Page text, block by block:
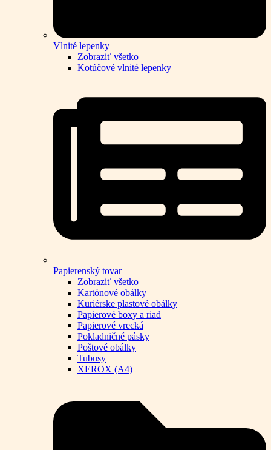
Vlnité lepenky
Zobraziť všetko
Kotúčové vlnité lepenky
Papierenský tovar
Zobraziť všetko
Kartónové obálky
Kuriérske plastové obálky
Papierové boxy a riad
Papierové vrecká
Pokladničné pásky
Poštové obálky
Tubusy
XEROX (A4)